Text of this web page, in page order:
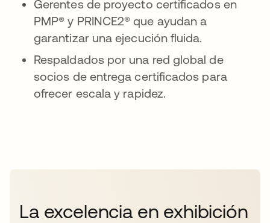
Gerentes de proyecto certificados en
PMP® y PRINCE2® que ayudan a
garantizar una ejecución fluida.
Respaldados por una red global de
socios de entrega certificados para
ofrecer escala y rapidez.
La excelencia en exhibición